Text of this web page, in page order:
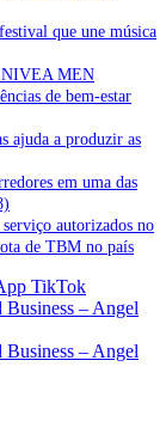
que une música
NIVEA MEN
de bem-estar
ajuda a produzir as
em uma das
autorizados no
de TBM no país
TikTok